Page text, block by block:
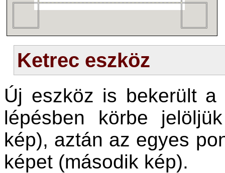
Ketrec eszköz
Új eszköz is bekerült
lépésben körbe
kép), aztán az egyes
képet (második kép).